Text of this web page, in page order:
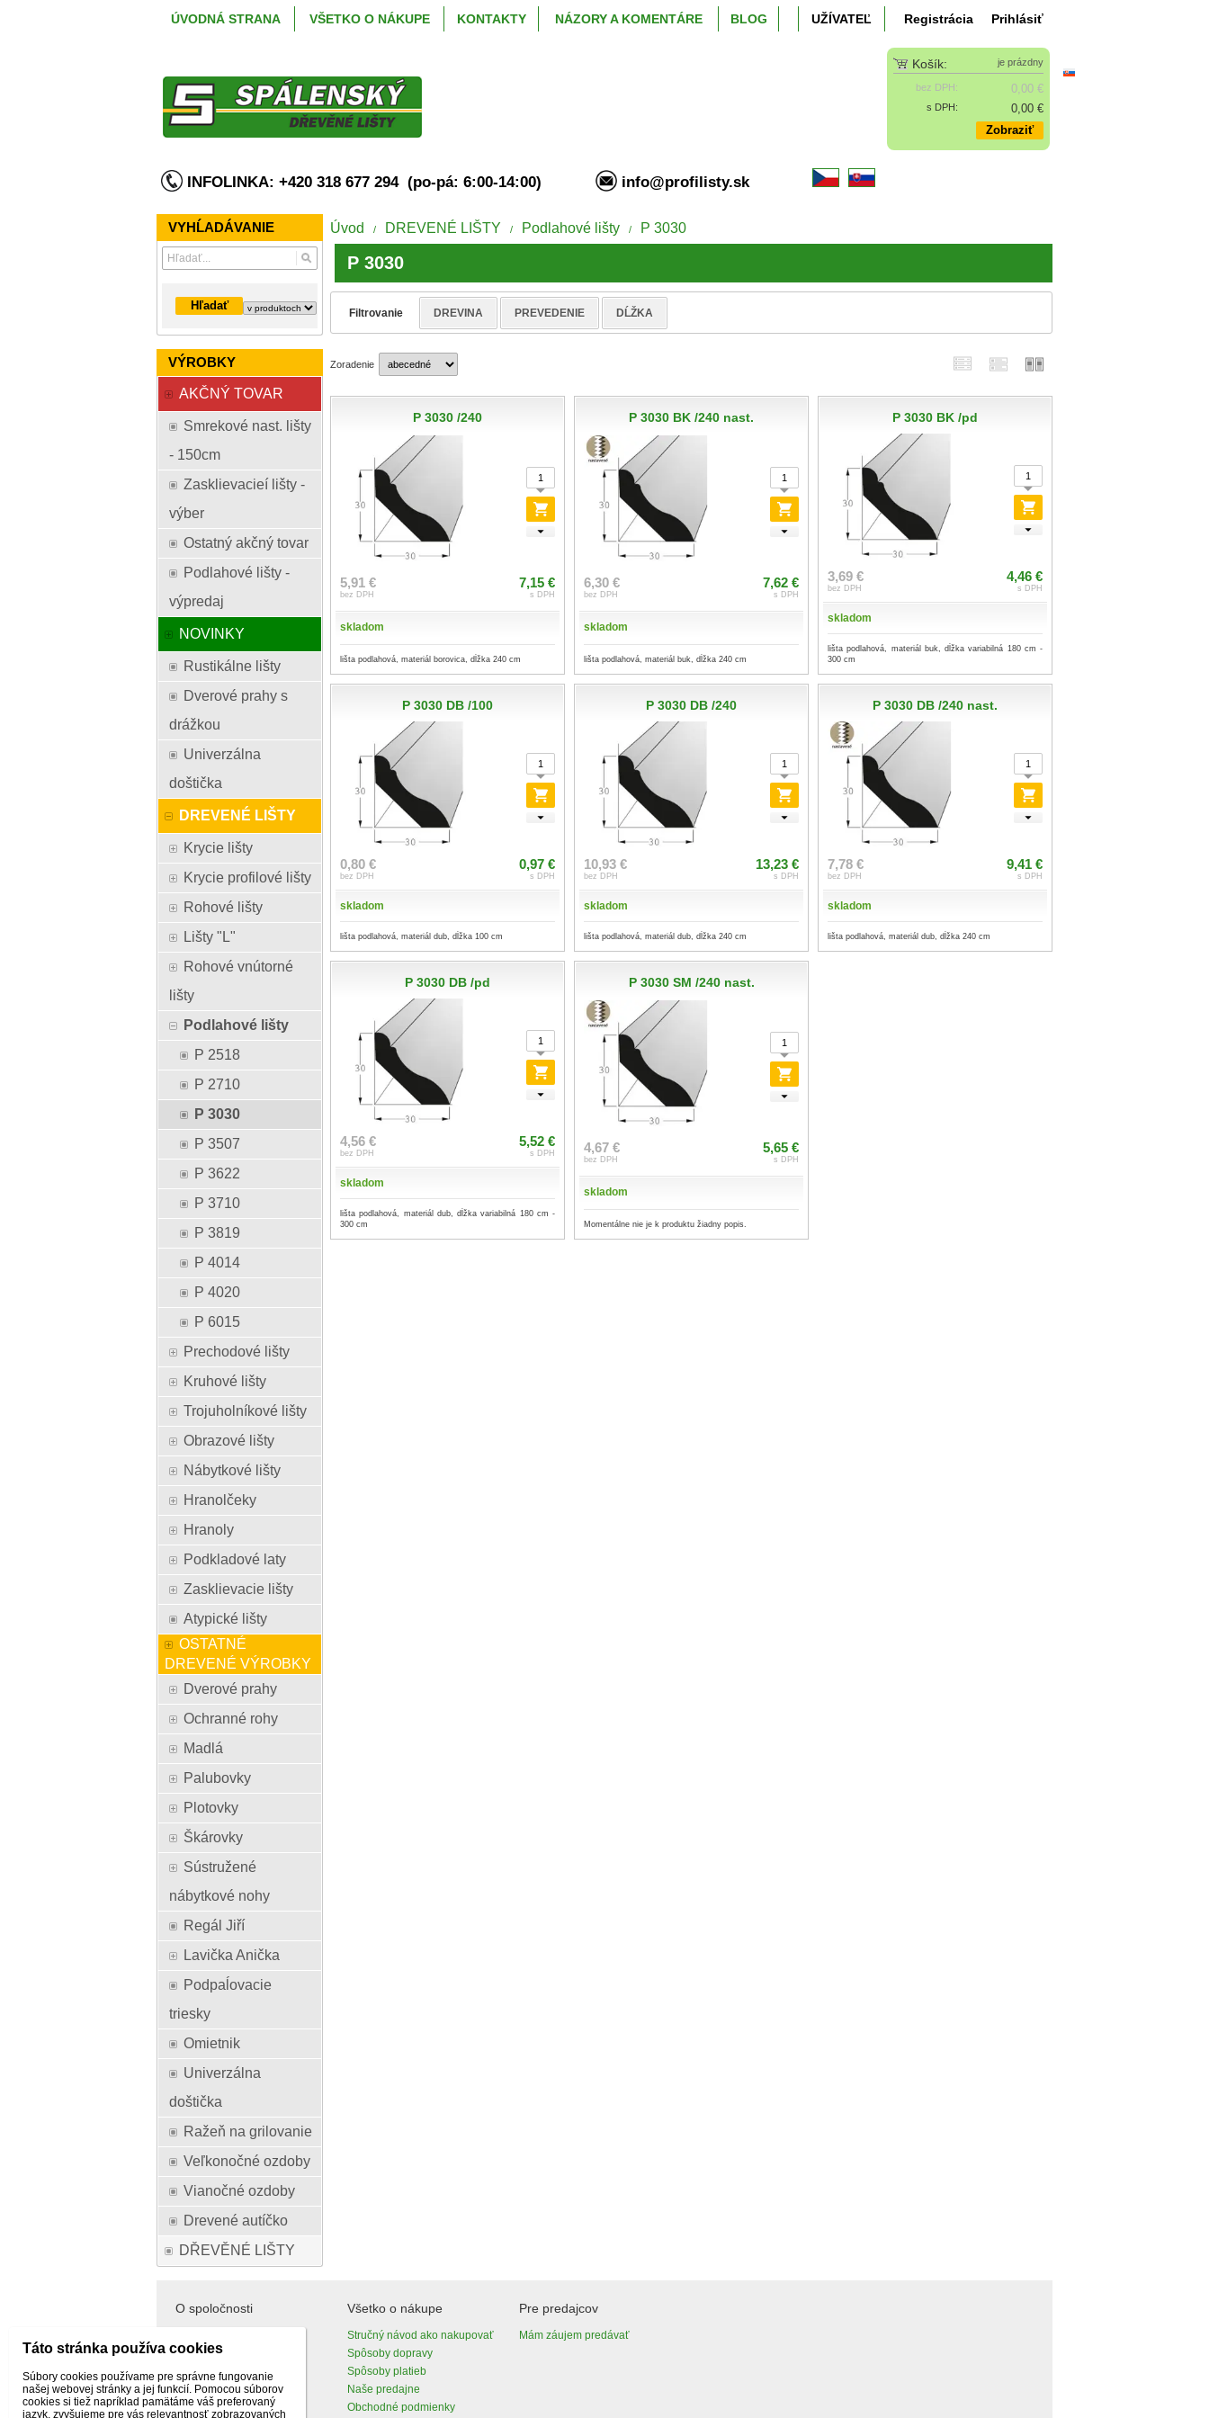
Registrácia Prihlásiť
ÚVODNÁ STRANA VŠETKO O NÁKUPE KONTAKTY NÁZORY A KOMENTÁRE BLOG UŽÍVATEĽ
Košík: je prázdny
bez DPH: 0,00 €
s DPH:
0,00 €
Zobraziť
INFOLINKA: +420 318 677 294 (po-pá: 6:00-14:00) info@profilisty.sk
VYHĹADÁVANIE
Hľadať
VÝROBKY
AKČNÝ TOVAR
Smrekové nast. lišty
- 150cm
Zasklievacieí lišty -
výber
Ostatný akčný tovar
Podlahové lišty -
výpredaj
NOVINKY
Rustikálne lišty
Dverové prahy s
drážkou
Univerzálna
doštička
DREVENÉ LIŠTY
Krycie lišty
Krycie profilové lišty
Rohové lišty
Lišty "L"
Rohové vnútorné
lišty
Podlahové lišty
P 2518
P 2710
P 3030
P 3507
P 3622
P 3710
P 3819
P 4014
P 4020
P 6015
Prechodové lišty
Kruhové lišty
Trojuholníkové lišty
Obrazové lišty
Nábytkové lišty
Hranolčeky
Hranoly
Podkladové laty
Zasklievacie lišty
Atypické lišty
OSTATNÉ
DREVENÉ VÝROBKY
Dverové prahy
Ochranné rohy
Madlá
Palubovky
Plotovky
Škárovky
Sústružené
nábytkové nohy
Regál Jiří
Lavička Anička
Podpaĺovacie
triesky
Omietnik
Univerzálna
doštička
Ražeň na grilovanie
Veľkonočné ozdoby
Vianočné ozdoby
Drevené autíčko
DŘEVĚNÉ LIŠTY
Úvod / DREVENÉ LIŠTY / Podlahové lišty / P 3030
P 3030
Filtrovanie DREVINA PREVEDENIE DĹŽKA
Zoradenie
P 3030 /240
5,91 €
bez DPH
7,15 €
s DPH
skladom
lišta podlahová, materiál borovica, dĺžka 240 cm
P 3030 BK /240 nast.
6,30 €
bez DPH
7,62 €
s DPH
skladom
lišta podlahová, materiál buk, dĺžka 240 cm
P 3030 BK /pd
3,69 €
bez DPH
4,46 €
s DPH
skladom
lišta podlahová, materiál buk, dĺžka variabilná 180 cm -
300 cm
P 3030 DB /100
0,80 €
bez DPH
0,97 €
s DPH
skladom
lišta podlahová, materiál dub, dĺžka 100 cm
P 3030 DB /240
10,93 €
bez DPH
13,23 €
s DPH
skladom
lišta podlahová, materiál dub, dĺžka 240 cm
P 3030 DB /240 nast.
7,78 €
bez DPH
9,41 €
s DPH
skladom
lišta podlahová, materiál dub, dĺžka 240 cm
P 3030 DB /pd
4,56 €
bez DPH
5,52 €
s DPH
skladom
lišta podlahová, materiál dub, dĺžka variabilná 180 cm -
300 cm
P 3030 SM /240 nast.
4,67 €
bez DPH
5,65 €
s DPH
skladom
Momentálne nie je k produktu žiadny popis.
O spoločnosti
Kontakty
Všetko o nákupe
Stručný návod ako nakupovať
Spôsoby dopravy
Spôsoby platieb
Naše predajne
Obchodné podmienky
Pre predajcov
Mám záujem predávať
Táto stránka používa cookies
Súbory cookies používame pre správne fungovanie
našej webovej stránky a jej funkcií. Pomocou súborov
cookies si tiež napríklad pamätáme váš preferovaný
jazyk, zvyšujeme pre vás relevantnosť zobrazovaných